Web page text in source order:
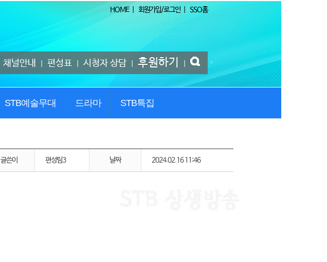
HOME| 회원가입/로그인 SSO홈
채널안내 편성표 시청자 상담 후원하기
STB예술무대 드라마 STB특집
글쓴이 편성팀3 날짜 2024.02.16 11:46